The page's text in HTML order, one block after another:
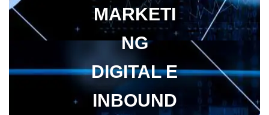
MARKETI
NG
DIGITAL E
INBOUND